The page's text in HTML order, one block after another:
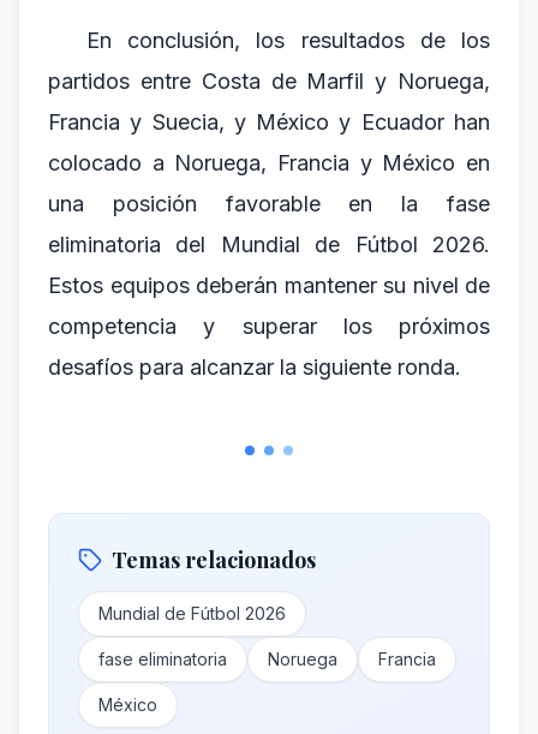
En conclusión, los resultados de los
partidos entre Costa de Marfil y Noruega,
Francia y Suecia, y México y Ecuador han
colocado a Noruega, Francia y México en
una posición favorable en la fase
eliminatoria del Mundial de Fútbol 2026.
Estos equipos deberán mantener su nivel de
competencia y superar los próximos
desafíos para alcanzar la siguiente ronda.
Temas relacionados
Mundial de Fútbol 2026
fase eliminatoria Noruega Francia
México